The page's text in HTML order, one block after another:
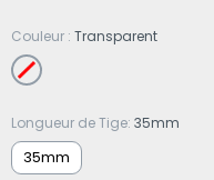
Couleur Transparent
Longueur de Tige 35mm
35mm